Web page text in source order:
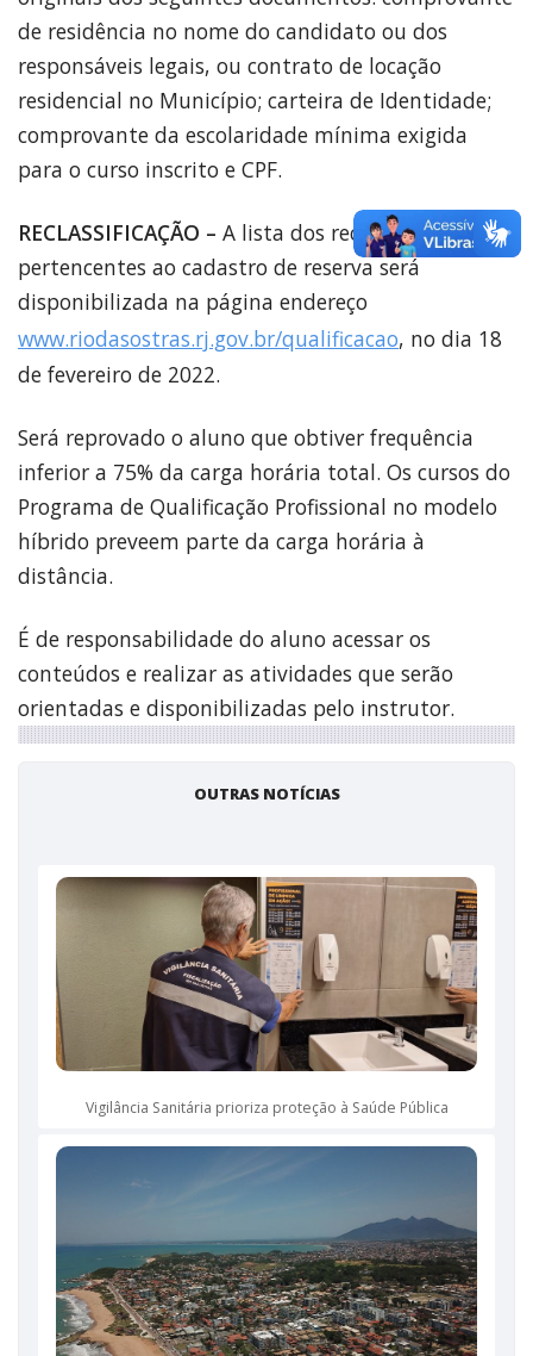
de residência no nome do candidato ou dos
responsáveis legais, ou contrato de locação
residencial no Município; carteira de Identidade;
comprovante da escolaridade mínima exigida
para o curso inscrito e CPF.
RECLASSIFICAÇÃO – A lista dos reclassificados
pertencentes ao cadastro de reserva será
disponibilizada na página endereço
www.riodasostras.rj.gov.br/qualificacao, no dia 18
de fevereiro de 2022.
Será reprovado o aluno que obtiver frequência
inferior a 75% da carga horária total. Os cursos do
Programa de Qualificação Profissional no modelo
híbrido preveem parte da carga horária à
distância.
É de responsabilidade do aluno acessar os
conteúdos e realizar as atividades que serão
orientadas e disponibilizadas pelo instrutor.
OUTRAS NOTÍCIAS
Vigilância Sanitária prioriza proteção à Saúde Pública